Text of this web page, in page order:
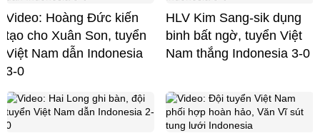
Video: Hoàng Đức kiến
tạo cho Xuân Son, tuyển
Việt Nam dẫn Indonesia
3-0
HLV Kim Sang-sik dụng
binh bất ngờ, tuyển Việt
Nam thắng Indonesia 3-0